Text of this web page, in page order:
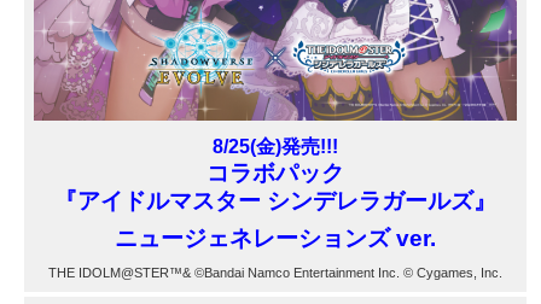
8/25(金)発売!!!
コラボパック
『アイドルマスター シンデレラガールズ』
ニュージェネレーションズ ver.
THE IDOLM@STER™& ©Bandai Namco Entertainment Inc. © Cygames, Inc.